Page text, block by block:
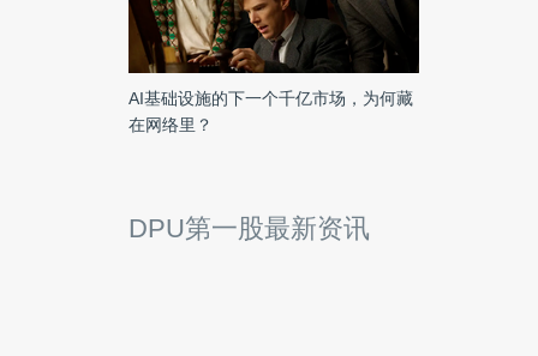
AI基础设施的下一个千亿市场，为何藏
在网络里？
DPU第一股最新资讯